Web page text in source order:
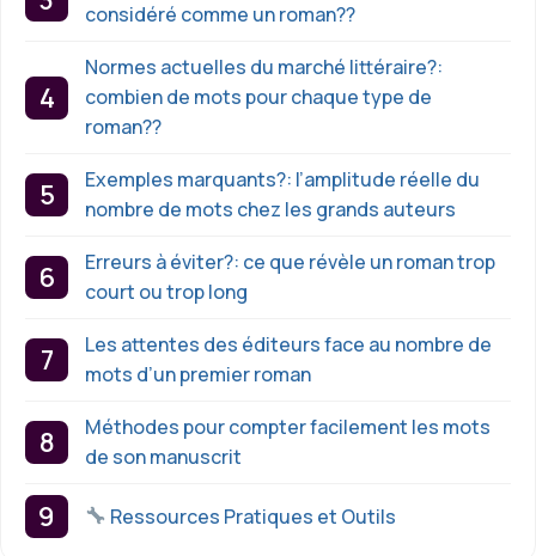
considéré comme un roman??
Normes actuelles du marché littéraire?:
combien de mots pour chaque type de
roman??
Exemples marquants?: l’amplitude réelle du
nombre de mots chez les grands auteurs
Erreurs à éviter?: ce que révèle un roman trop
court ou trop long
Les attentes des éditeurs face au nombre de
mots d’un premier roman
Méthodes pour compter facilement les mots
de son manuscrit
Ressources Pratiques et Outils